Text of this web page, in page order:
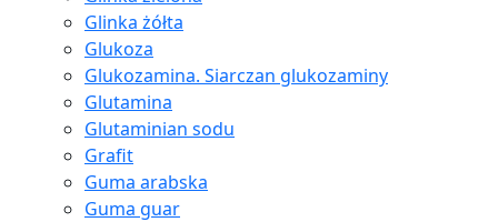
Glinka żółta
Glukoza
Glukozamina. Siarczan glukozaminy
Glutamina
Glutaminian sodu
Grafit
Guma arabska
Guma guar